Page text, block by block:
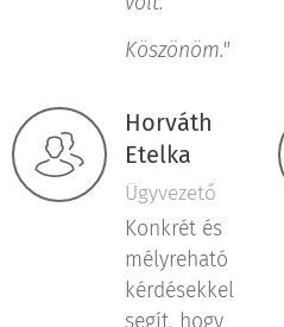
Köszönöm."
Horváth
Etelka
Ügyvezető
Konkrét és
mélyreható
kérdésekkel
segít, hogy